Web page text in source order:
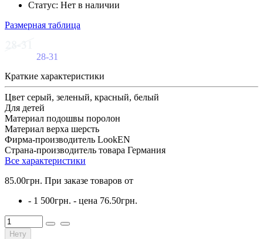
Статус: Нет в наличии
Размерная таблица
28-31
Краткие характеристики
Цвет серый, зеленый, красный, белый
Для детей
Материал подошвы поролон
Материал верха шерсть
Фирма-производитель LookEN
Страна-производитель товара Германия
Все характеристики
85.00грн. При заказе товаров от
- 1 500грн. - цена 76.50грн.
Нету